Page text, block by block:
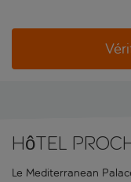
Hôtel
Le Mediterranean